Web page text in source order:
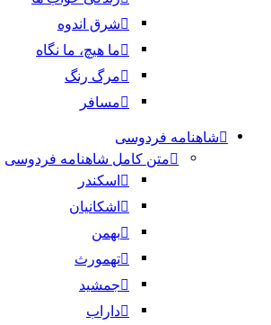
شرق اندوه
ما هیچ، ما نگاه
مرگ رنگ
مسافر
شاهنامه فردوسی
متن کامل شاهنامه فردوسی
اسکندر
اشکانیان
بهمن
تهمورث
جمشید
داراب